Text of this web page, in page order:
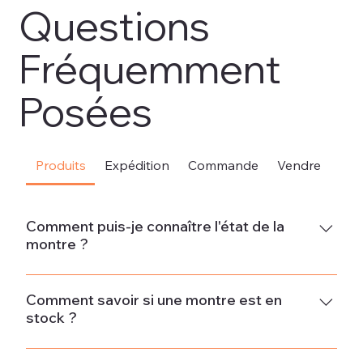
Questions
Fréquemment
Posées
Produits Expédition Commande Vendre
Comment puis-je connaître l'état de la
montre ?
Neuve La montre est neuve et ne présente aucun signe
d'usure.État neuf - Jamais porté La montre est en parfait
état et n'a pas été portée. Si la montre provient d'un
Comment savoir si une montre est en
stock ?